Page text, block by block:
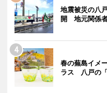
地震被災の八
開 地元関係
春の蕪島イメ
ラス 八戸の